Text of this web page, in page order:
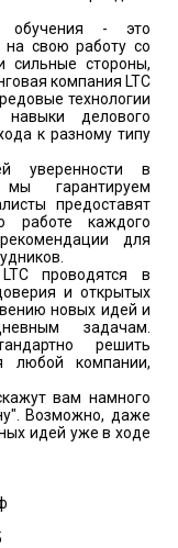
обучения - это
на свою работу со
сильные стороны,
компания LTC
технологии
навыки делового
к разному типу
уверенности в
гарантируем
предоставят
работе каждого
для
проводятся в
и открытых
новых идей и
задачам.
решить
любой компании,
вам намного
Возможно, даже
идей уже в ходе